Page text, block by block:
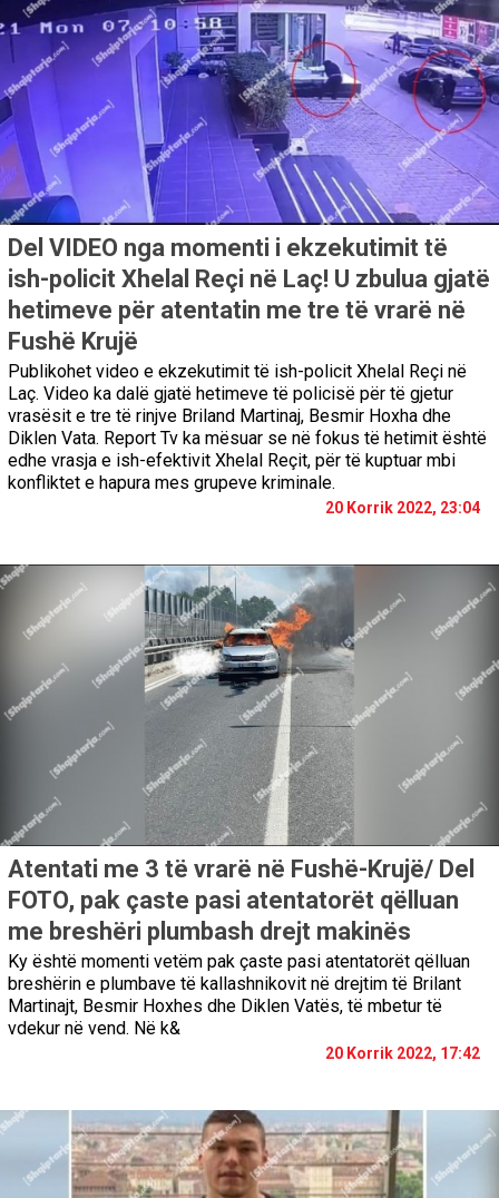
Del VIDEO nga momenti i ekzekutimit të
ish-policit Xhelal Reçi në Laç! U zbulua gjatë
hetimeve për atentatin me tre të vrarë në
Fushë Krujë
Publikohet video e ekzekutimit të ish-policit Xhelal Reçi në
Laç. Video ka dalë gjatë hetimeve të policisë për të gjetur
vrasësit e tre të rinjve Briland Martinaj, Besmir Hoxha dhe
Diklen Vata. Report Tv ka mësuar se në fokus të hetimit është
edhe vrasja e ish-efektivit Xhelal Reçit, për të kuptuar mbi
konfliktet e hapura mes grupeve kriminale.
20 Korrik 2022, 23:04
Atentati me 3 të vrarë në Fushë-Krujë/ Del
FOTO, pak çaste pasi atentatorët qëlluan
me breshëri plumbash drejt makinës
Ky është momenti vetëm pak çaste pasi atentatorët qëlluan
breshërin e plumbave të kallashnikovit në drejtim të Brilant
Martinajt, Besmir Hoxhes dhe Diklen Vatës, të mbetur të
vdekur në vend. Në k&
20 Korrik 2022, 17:42